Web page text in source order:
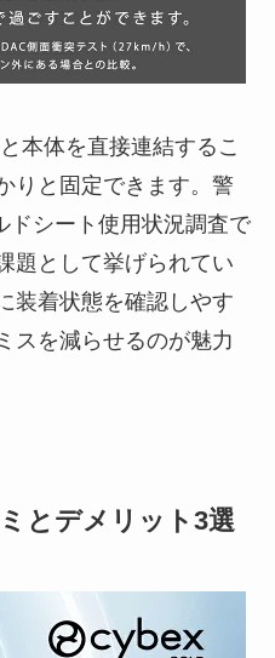
本体を直接連結するこ
りと固定できます。警
ドシート使用状況調査で
題として挙げられてい
装着状態を確認しやす
スを減らせるのが魅力
とデメリット3選